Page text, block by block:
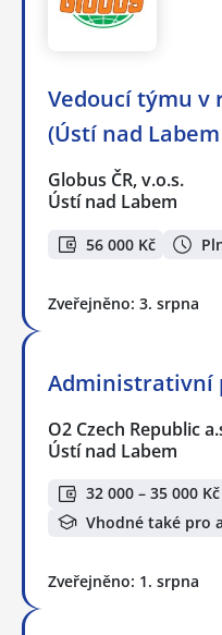
Vedoucí týmu v
(Ústí nad
Globus ČR, v.o.s.
Ústí nad Labem
56 000 Kč
Zveřejněno: 3. srpna
Administrativní
O2 Czech Republic
Ústí nad Labem
32 000 – 35 000 Kč
Vhodné také pro
Zveřejněno: 1. srpna